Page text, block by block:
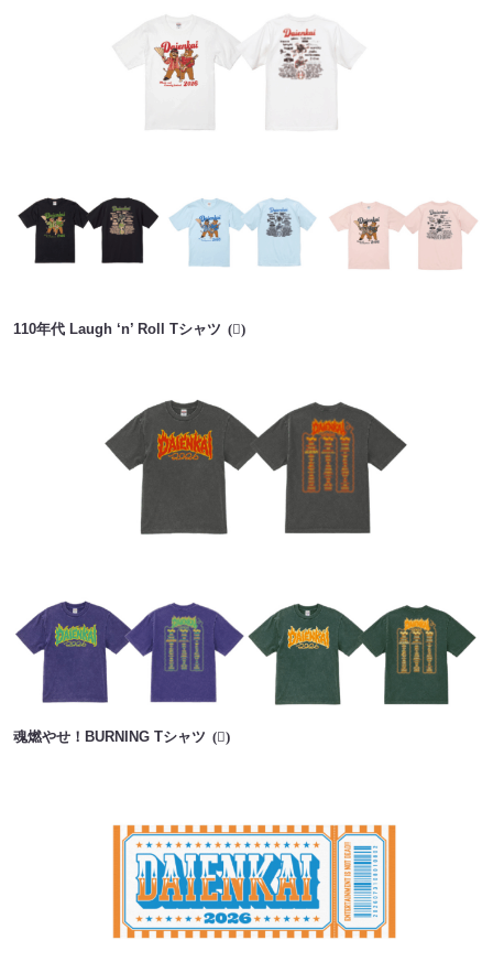
110年代 Laugh ‘n’ Roll Tシャツ
魂燃やせ！BURNING Tシャツ